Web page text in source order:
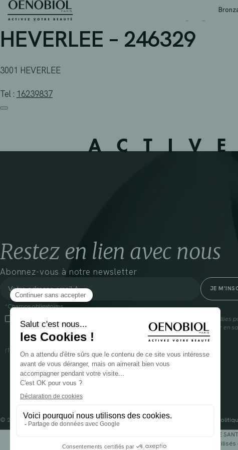
SkipAPOTHEEK
HEVERLEE – 246329
3001 HEVERLEE
Tel : 16239837
Restez en lien avec nous
Abonnez-vous à notre newsletter
*Champs obligatoires
En cliquant sur cette case, j’accepte que Cooper(1) traite les données recueillies
communiquer des informations commerciales sur ses produits et offres. Pour en
gestion de vos données et vos droits, rendez-vousici
(1) Coopération pharmaceutique Française, RCS Melun 399 227 636
© 2024 OENOBIOL PARISMentions légalesConditions Générales d’Utilisation
POUR VOTRE
Les complément alimentaires doivent être